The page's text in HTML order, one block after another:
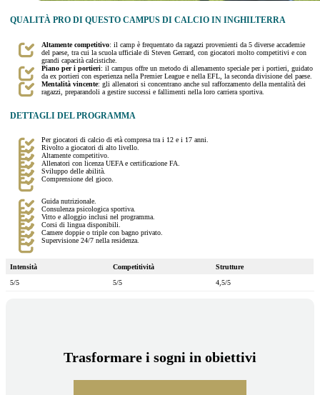
QUALITÀ PRO DI QUESTO CAMPUS DI CALCIO IN INGHILTERRA
Altamente competitivo: il camp è frequentato da ragazzi provenienti da 5 diverse accademie
del paese, tra cui la scuola ufficiale di Steven Gerrard, con giocatori molto competitivi e con
grandi capacità calcistiche.
Piano per i portieri: il campus offre un metodo di allenamento speciale per i portieri, guidato
da ex portieri con esperienza nella Premier League e nella EFL, la seconda divisione del paese.
Mentalità vincente: gli allenatori si concentrano anche sul rafforzamento della mentalità dei
ragazzi, preparandoli a gestire successi e fallimenti nella loro carriera sportiva.
DETTAGLI DEL PROGRAMMA
Per giocatori di calcio di età compresa tra i 12 e i 17 anni.
Rivolto a giocatori di alto livello.
Altamente competitivo.
Allenatori con licenza UEFA e certificazione FA.
Sviluppo delle abilità.
Comprensione del gioco.
Guida nutrizionale.
Consulenza psicologica sportiva.
Vitto e alloggio inclusi nel programma.
Corsi di lingua disponibili.
Camere doppie o triple con bagno privato.
Supervisione 24/7 nella residenza.
Intensità Competitività
Strutture
5/5
5/5 4,5/5
Trasformare i sogni in obiettivi